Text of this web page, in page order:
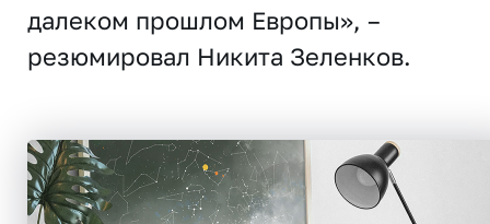
далеком прошлом Европы», –
резюмировал Никита Зеленков.